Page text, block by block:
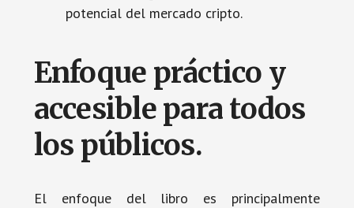
potencial del mercado cripto.
Enfoque práctico y
accesible para todos
los públicos.
El enfoque del libro es principalmente